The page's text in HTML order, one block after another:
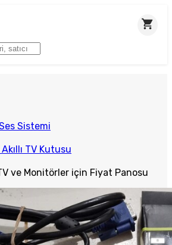
Sistemi
TV Kutusu
ve Monitörler için Fiyat Panosu